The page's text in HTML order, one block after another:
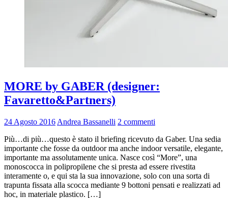
MORE by GABER (designer:
Favaretto&Partners)
24 Agosto 2016 Andrea Bassanelli 2 commenti
Più…di più…questo è stato il briefing ricevuto da Gaber. Una sedia
importante che fosse da outdoor ma anche indoor versatile, elegante,
importante ma assolutamente unica. Nasce così “More”, una
monoscocca in polipropilene che si presta ad essere rivestita
interamente o, e qui sta la sua innovazione, solo con una sorta di
trapunta fissata alla scocca mediante 9 bottoni pensati e realizzati ad
hoc, in materiale plastico. […]